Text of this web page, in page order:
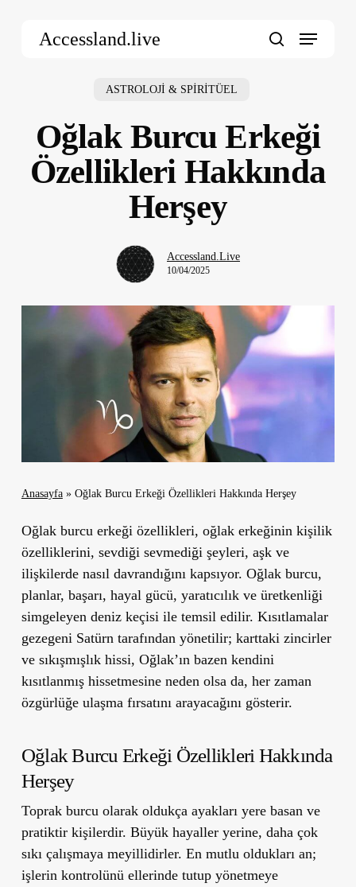
Accessland.live Menu
ASTROLOJİ & SPİRİTÜEL
Oğlak Burcu Erkeği
Özellikleri Hakkında
Herşey
Accessland.Live
10/04/2025
Anasayfa» Oğlak Burcu Erkeği Özellikleri Hakkında Herşey
Oğlak burcu erkeği özellikleri, oğlak erkeğinin kişilik
özelliklerini, sevdiği sevmediği şeyleri, aşk ve
ilişkilerde nasıl davrandığını kapsıyor. Oğlak burcu,
planlar, başarı, hayal gücü, yaratıcılık ve üretkenliği
simgeleyen deniz keçisi ile temsil edilir. Kısıtlamalar
gezegeni Satürn tarafından yönetilir; karttaki zincirler
ve sıkışmışlık hissi, Oğlak’ın bazen kendini
kısıtlanmış hissetmesine neden olsa da, her zaman
özgürlüğe ulaşma fırsatını arayacağını gösterir.
Oğlak Burcu Erkeği Özellikleri Hakkında
Herşey
Toprak burcu olarak oldukça ayakları yere basan ve
pratiktir kişilerdir. Büyük hayaller yerine, daha çok
sıkı çalışmaya meyillidirler. En mutlu oldukları an;
işlerin kontrolünü ellerinde tutup yönetmeye